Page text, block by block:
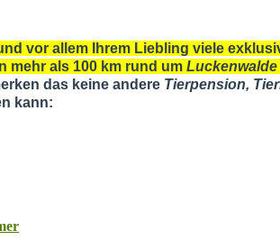
vor allem Ihrem Liebling viele
mehr als 100 km rund um Luckenwalde
das keine andere Tierpension,
kann: